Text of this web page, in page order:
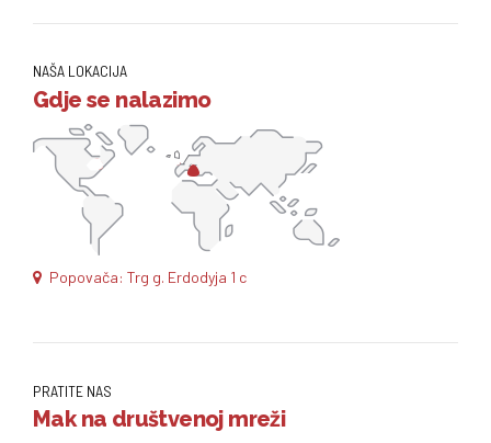
NAŠA LOKACIJA
Gdje se nalazimo
Popovača: Trg g. Erdodyja 1 c
PRATITE NAS
Mak na društvenoj mreži